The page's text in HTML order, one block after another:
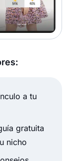
a tu
gratuita
nicho